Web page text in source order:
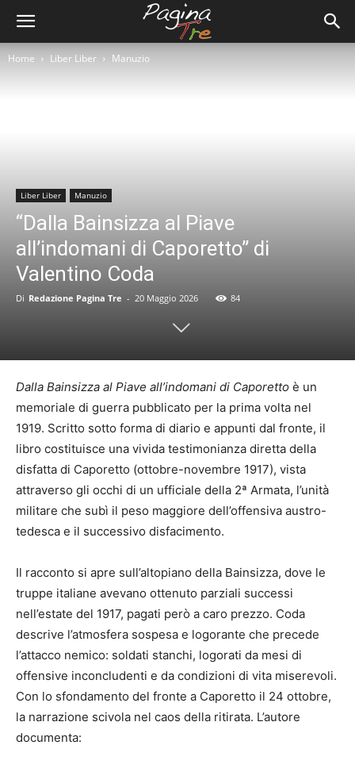
Home Liber Liber Manuzio
Liber Liber Manuzio
“Dalla Bainsizza al Piave
all’indomani di Caporetto” di
Valentino Coda
Di Redazione Pagina Tre - 20 Maggio 2026 84
Dalla Bainsizza al Piave all’indomani di Caporetto è un
memoriale di guerra pubblicato per la prima volta nel
1919. Scritto sotto forma di diario e appunti dal fronte, il
libro costituisce una vivida testimonianza diretta della
disfatta di Caporetto (ottobre-novembre 1917), vista
attraverso gli occhi di un ufficiale della 2ª Armata, l’unità
militare che subì il peso maggiore dell’offensiva austro-
tedesca e il successivo disfacimento.
Il racconto si apre sull’altopiano della Bainsizza, dove le
truppe italiane avevano ottenuto parziali successi
nell’estate del 1917, pagati però a caro prezzo. Coda
descrive l’atmosfera sospesa e logorante che precede
l’attacco nemico: soldati stanchi, logorati da mesi di
offensive inconcludenti e da condizioni di vita miserevoli.
Con lo sfondamento del fronte a Caporetto il 24 ottobre,
la narrazione scivola nel caos della ritirata. L’autore
documenta: